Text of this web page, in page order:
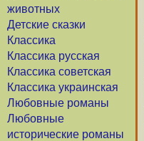
животных
Детские сказки
Классика
Классика русская
Классика советская
Классика украинская
Любовные романы
Любовные
исторические романы